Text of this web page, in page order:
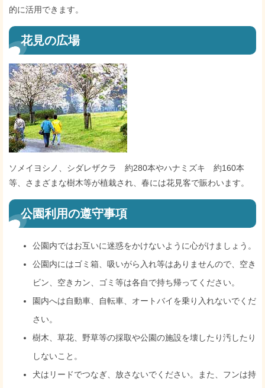
的に活用できます。
花見の広場
ソメイヨシノ、シダレザクラ 約280本やハナミズキ 約160本
等、さまざまな樹木等が植栽され、春には花見客で賑わいます。
公園利用の遵守事項
公園内ではお互いに迷惑をかけないように心がけましょう。
公園内にはゴミ箱、吸いがら入れ等はありませんので、空き
ビン、空きカン、ゴミ等は各自で持ち帰ってください。
園内へは自動車、自転車、オートバイを乗り入れないでくだ
さい。
樹木、草花、野草等の採取や公園の施設を壊したり汚したり
しないこと。
犬はリードでつなぎ、放さないでください。また、フンは持